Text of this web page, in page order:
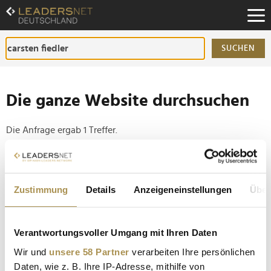
Zustimmung Details Anzeigeneinstellungen
Verantwortungsvoller Umgang mit Ihren Daten
Wir und unsere 58 Partner verarbeiten Ihre persönlichen
Daten, wie z. B. Ihre IP-Adresse, mithilfe von
Zum
Inhalt
Zur
Fußzeilen-
Navigation
SUCHEN
Die ganze Website durchsuchen
Die Anfrage ergab 1 Treffer.
Tipp
Seiten suchen, die genau diese Wortgruppe enthalten:
Personalie: Carsten Fiedler